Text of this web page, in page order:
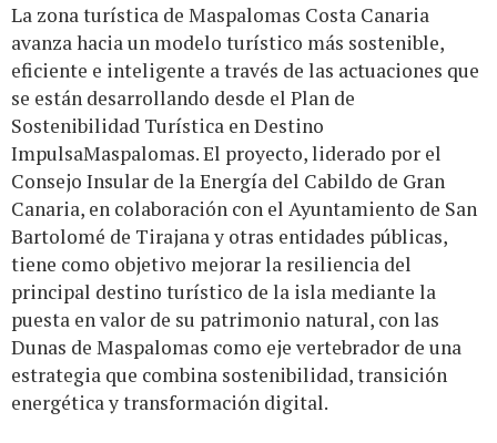
La zona turística de Maspalomas Costa Canaria
avanza hacia un modelo turístico más sostenible,
eficiente e inteligente a través de las actuaciones que
se están desarrollando desde el Plan de
Sostenibilidad Turística en Destino
ImpulsaMaspalomas. El proyecto, liderado por el
Consejo Insular de la Energía del Cabildo de Gran
Canaria, en colaboración con el Ayuntamiento de San
Bartolomé de Tirajana y otras entidades públicas,
tiene como objetivo mejorar la resiliencia del
principal destino turístico de la isla mediante la
puesta en valor de su patrimonio natural, con las
Dunas de Maspalomas como eje vertebrador de una
estrategia que combina sostenibilidad, transición
energética y transformación digital.